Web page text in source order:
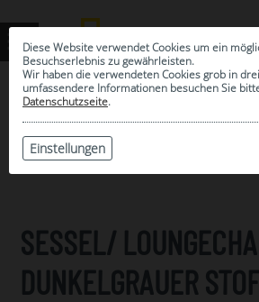
Diese Website verwendet Cookies um ein
Besuchserlebnis zu gewährleisten.
Wir haben die verwendeten Cookies grob in
umfassendere Informationen besuchen Sie
Datenschutzseite.
Einstellungen
ARCHIV
SESSEL/
DUNKELGRAUER